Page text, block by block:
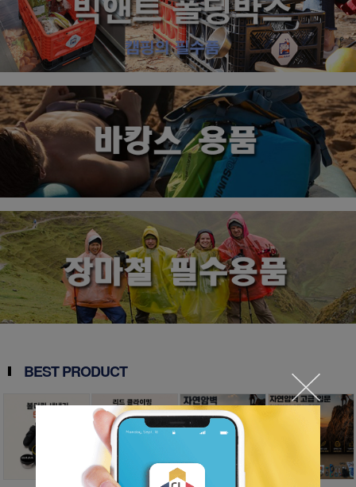
BEST PRODUCT